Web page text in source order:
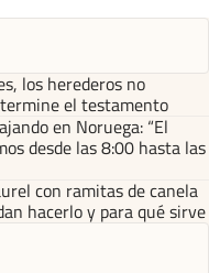
los herederos no
el testamento
en Noruega: “El
desde las 8:00 hasta las
con ramitas de canela
hacerlo y para qué sirve